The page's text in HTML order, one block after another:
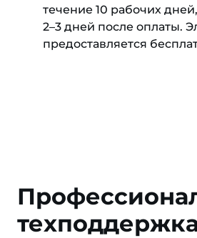
течение 10 рабочих
2–3 дней после оплаты.
предоставляется